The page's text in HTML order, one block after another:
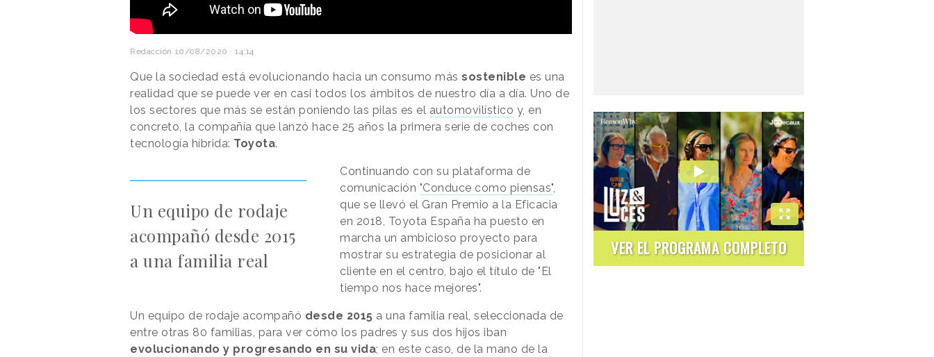
Redacción 10/08/2020 · 14:14
Que la sociedad está evolucionando hacia un consumo más sostenible es una
realidad que se puede ver en casi todos los ámbitos de nuestro día a día. Uno de
los sectores que más se están poniendo las pilas es el automovilístico y, en
concreto, la compañía que lanzó hace 25 años la primera serie de coches con
tecnología híbrida: Toyota.
Un equipo de rodaje
acompañó desde 2015
a una familia real
Continuando con su plataforma de
comunicación "Conduce como piensas",
que se llevó el Gran Premio a la Eficacia
en 2018, Toyota España ha puesto en
marcha un ambicioso proyecto para
mostrar su estrategia de posicionar al
cliente en el centro, bajo el título de "El
tiempo nos hace mejores".
Un equipo de rodaje acompañó desde 2015 a una familia real, seleccionada de
entre otras 80 familias, para ver cómo los padres y sus dos hijos iban
evolucionando y progresando en su vida; en este caso, de la mano de la
VER EL PROGRAMA COMPLETO